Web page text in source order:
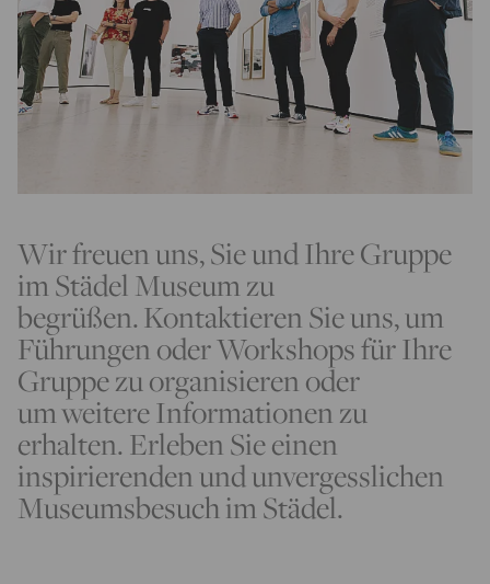
Wir freuen uns, Sie und Ihre Gruppe
im Städel Museum zu
begrüßen. Kontaktieren Sie uns, um
Führungen oder Workshops für Ihre
Gruppe zu organisieren oder
um weitere Informationen zu
erhalten. Erleben Sie einen
inspirierenden und unvergesslichen
Museumsbesuch im Städel.